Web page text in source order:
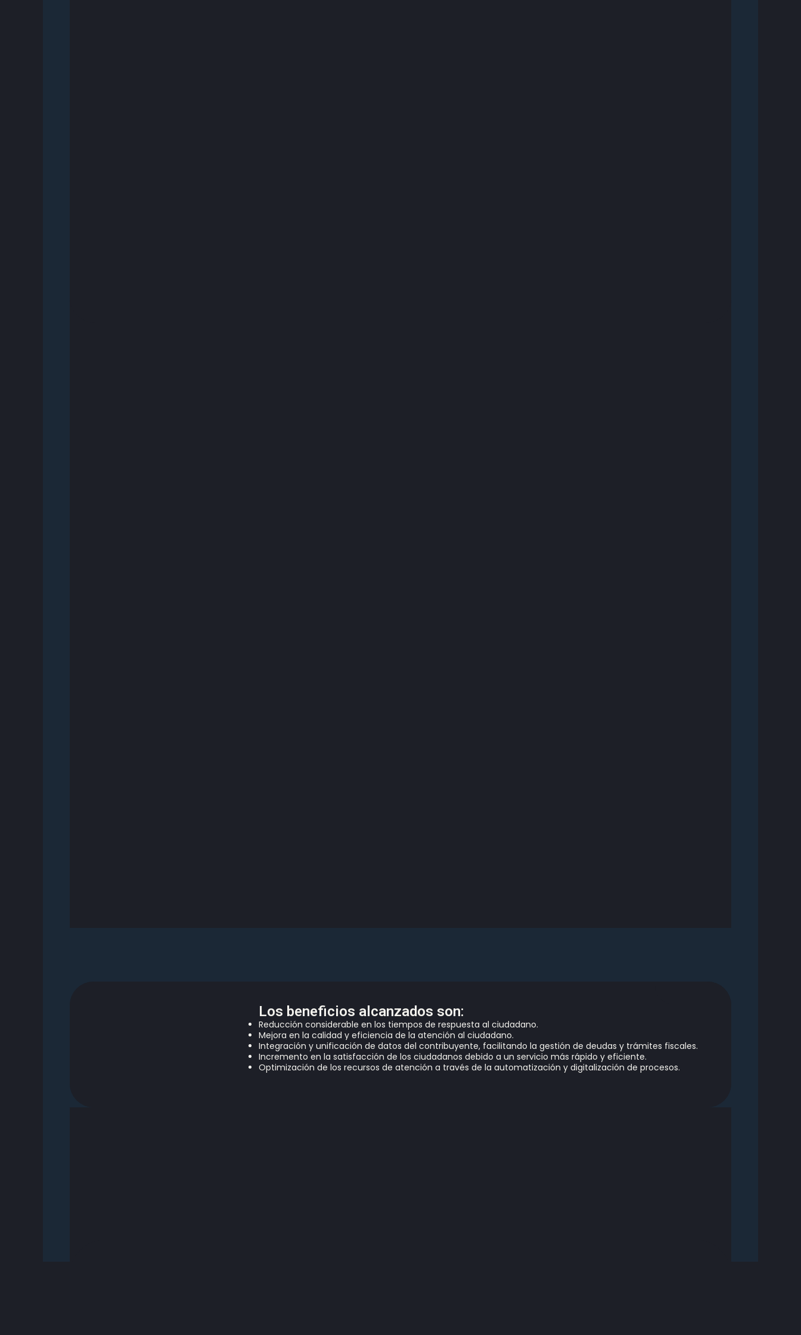
Los beneficios alcanzados son:
Reducción considerable en los tiempos de respuesta al ciudadano.
Mejora en la calidad yeficiencia de la atención al ciudadano.
Integración yunificación de datos del contribuyente, facilitando la gestión de deudas y trámites fiscales.
Incremento en la satisfacción de los ciudadanos debido a un servicio más rápido y eficiente.
Optimización de los recursos de atención a través de la automatización y digitalización de procesos.